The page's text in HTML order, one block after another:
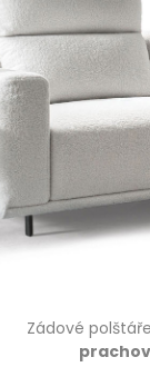
Zádové